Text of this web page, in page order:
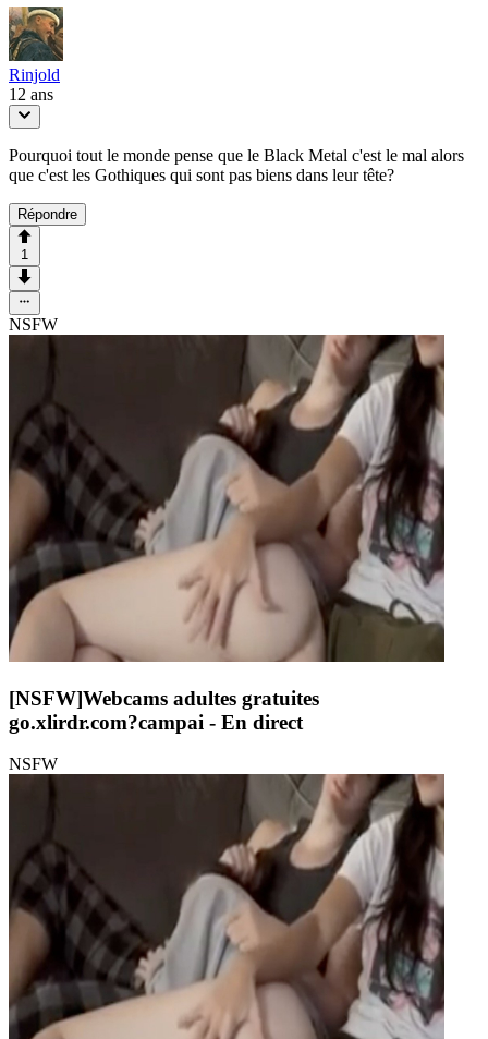
Rinjold
12 ans
Pourquoi tout le monde pense que le Black Metal c'est le mal alors
que c'est les Gothiques qui sont pas biens dans leur tête?
Répondre
1
NSFW
[NSFW]Webcams adultes gratuites
go.xlirdr.com?campai - En direct
NSFW